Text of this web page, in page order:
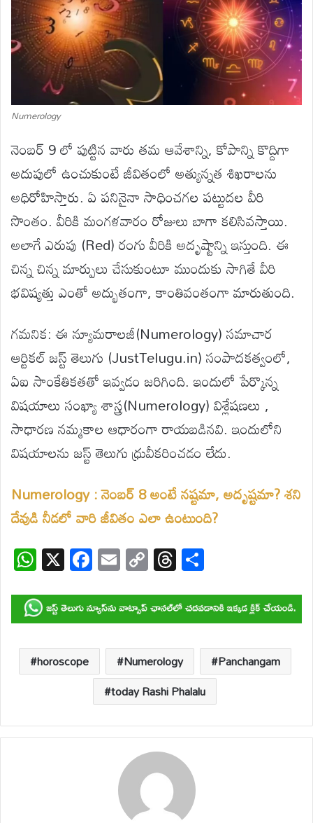
Numerology
నెంబర్ 9 లో పుట్టిన వారు తమ ఆవేశాన్ని, కోపాన్ని కొద్దిగా
అదుపులో ఉంచుకుంటే జీవితంలో అత్యున్నత శిఖరాలను
అధిరోహిస్తారు. ఏ పనినైనా సాధించగల పట్టుదల వీరి
సొంతం. వీరికి మంగళవారం రోజులు బాగా కలిసివస్తాయి.
అలాగే ఎరుపు (Red) రంగు వీరికి అదృష్టాన్ని ఇస్తుంది. ఈ
చిన్న చిన్న మార్పులు చేసుకుంటూ ముందుకు సాగితే వీరి
భవిష్యత్తు ఎంతో అద్భుతంగా, కాంతివంతంగా మారుతుంది.
గమనిక: ఈ న్యూమరాలజీ(Numerology) సమాచార
ఆర్టికల్ జస్ట్ తెలుగు (JustTelugu.in) సంపాదకత్వంలో,
ఏఐ సాంకేతికతతో ఇవ్వడం జరిగింది. ఇందులో పేర్కొన్న
విషయాలు సంఖ్యా శాస్త్ర(Numerology) విశ్లేషణలు ,
సాధారణ నమ్మకాల ఆధారంగా రాయబడినవి. ఇందులోని
విషయాలను జస్ట్ తెలుగు ధ్రువీకరించడం లేదు.
Numerology : నెంబర్ 8 అంటే నష్టమా, అదృష్టమా? శని
దేవుడి నీడలో వారి జీవితం ఎలా ఉంటుంది?
W
h
at
s
A
p
X F
ac
e
b
o
o
k
E
m
ail
C
o
p
y
Li
n
k
T
hr
e
a
d
s
ar
e
horoscope Numerology
Panchangam
today Rashi Phalalu